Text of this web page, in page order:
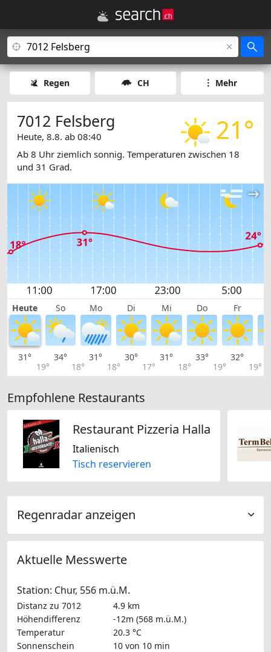
Regen CH Mehr
21°
7012 Felsberg
Heute, 8.8. ab 08:40
Ab 8 Uhr ziemlich sonnig. Temperaturen zwischen 18
und 31 Grad.
Heute So Mo Di Mi Do Fr
31°
19°
34°
18°
31°
18°
30°
17°
31°
18°
33°
19°
32°
19°
Empfohlene Restaurants
Restaurant Pizzeria Halla
Italienisch
Tisch reservieren
Regenradar anzeigen
Aktuelle Messwerte
Station: Chur, 556 m.ü.M.
Distanz zu 7012
4.9 km
Höhendifferenz
-12m (568 m.ü.M.)
Temperatur
20.3 °C
Sonnenschein
10 von 10 min